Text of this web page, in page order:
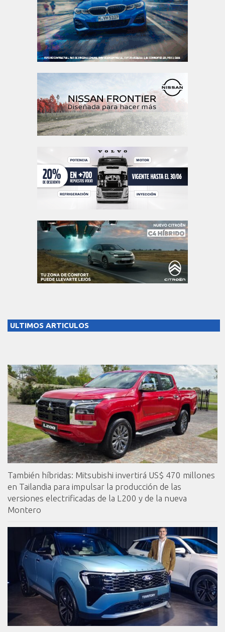
ULTIMOS ARTICULOS
También híbridas: Mitsubishi invertirá US$ 470 millones
en Tailandia para impulsar la producción de las
versiones electrificadas de la L200 y de la nueva
Montero